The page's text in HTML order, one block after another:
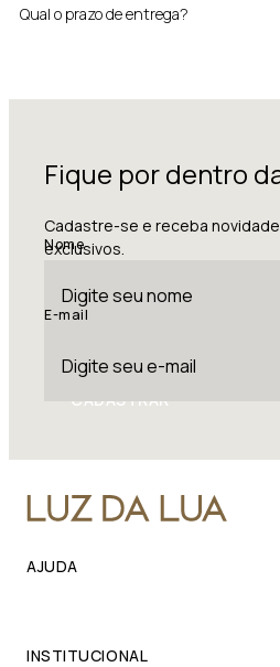
Qual o prazo de entrega?
Fique por dentro
Cadastre-se e receba
exclusivos.
Nome
E-mail
CADASTRAR
AJUDA
INSTITUCIONAL